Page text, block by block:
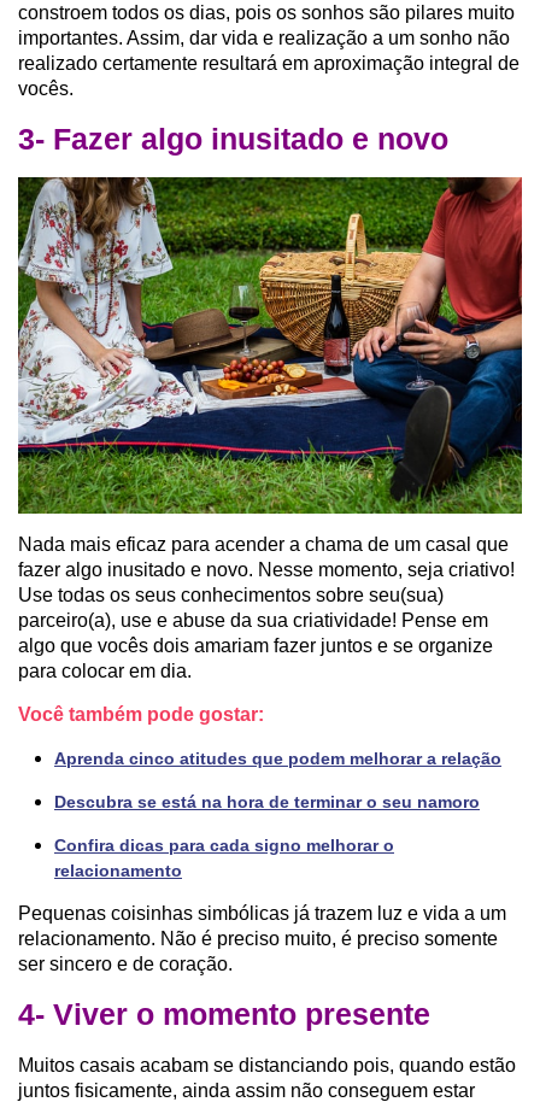
constroem todos os dias, pois os sonhos são pilares muito
importantes. Assim, dar vida e realização a um sonho não
realizado certamente resultará em aproximação integral de
vocês.
3- Fazer algo inusitado e novo
Nada mais eficaz para acender a chama de um casal que
fazer algo inusitado e novo. Nesse momento, seja criativo!
Use todas os seus conhecimentos sobre seu(sua)
parceiro(a), use e abuse da sua criatividade! Pense em
algo que vocês dois amariam fazer juntos e se organize
para colocar em dia.
Você também pode gostar:
Aprenda cinco atitudes que podem melhorar a relação
Descubra se está na hora de terminar o seu namoro
Confira dicas para cada signo melhorar o
relacionamento
Pequenas coisinhas simbólicas já trazem luz e vida a um
relacionamento. Não é preciso muito, é preciso somente
ser sincero e de coração.
4- Viver o momento presente
Muitos casais acabam se distanciando pois, quando estão
juntos fisicamente, ainda assim não conseguem estar